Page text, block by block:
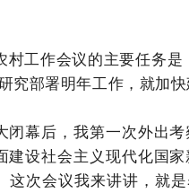
村工作会议的主要任务
究部署明年工作，就加
闭幕后，我第一次外出
建设社会主义现代化国
这次会议我来讲讲，就